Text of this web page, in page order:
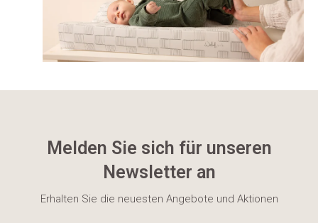
Melden Sie sich für unseren
Newsletter an
Erhalten Sie die neuesten Angebote und Aktionen